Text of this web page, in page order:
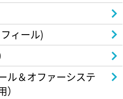
ィール)
ル＆オファーシステ